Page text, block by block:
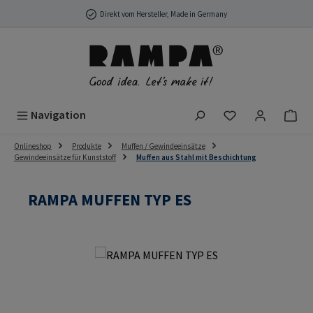
Zum Hauptinhalt springenDirekt vom Hersteller, Made in Germany
Navigation Du hast 0
Onlineshop Produkte
Muffen / Gewindeeinsätze
Gewindeeinsätze für Kunststoff
Muffen aus Stahl mit Beschichtung
RAMPA MUFFEN TYP ES
Bildergalerie überspringen